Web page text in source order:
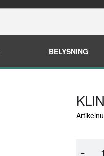
BELYSNING
−